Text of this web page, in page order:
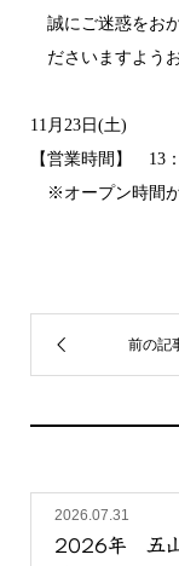
誠にご迷惑をお
ださいますよう
11月23日(土)
【営業時間】 13
※オープン時間
2026.07.31
2026年 五山